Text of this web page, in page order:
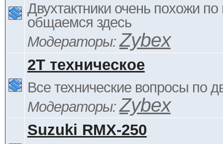
Двухтактники очень похожи по
общаемся здесь
Модераторы:Zybex
2Т техническое
Все технические вопросы по
Модераторы:Zybex
Suzuki RMX-250